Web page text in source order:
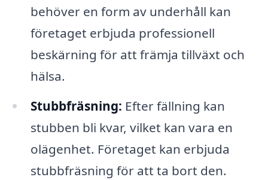
behöver en form av underhåll kan
företaget erbjuda professionell
beskärning för att främja tillväxt och
hälsa.
Stubbfräsning: Efter fällning kan
stubben bli kvar, vilket kan vara en
olägenhet. Företaget kan erbjuda
stubbfräsning för att ta bort den.